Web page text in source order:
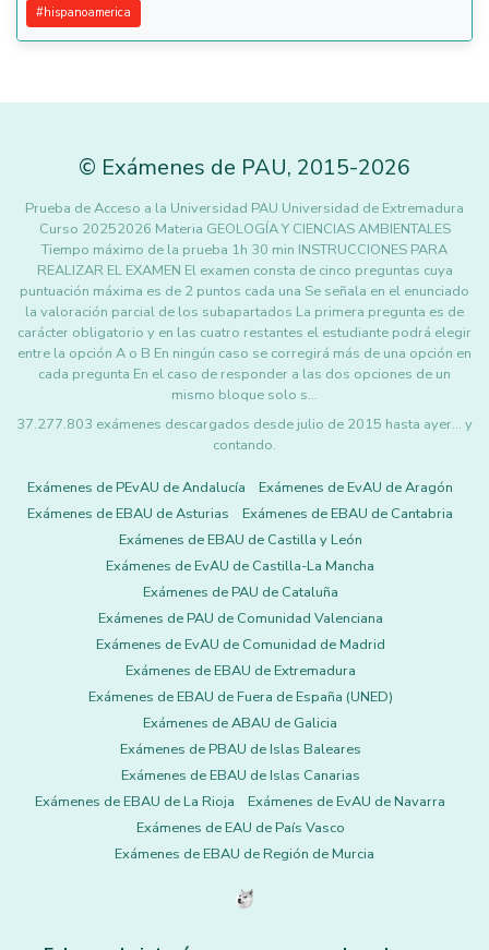
#hispanoamerica
© Exámenes de PAU, 2015-2026
Prueba de Acceso a la Universidad PAU Universidad de Extremadura
Curso 20252026 Materia GEOLOGÍA Y CIENCIAS AMBIENTALES
Tiempo máximo de la prueba 1h 30 min INSTRUCCIONES PARA
REALIZAR EL EXAMEN El examen consta de cinco preguntas cuya
puntuación máxima es de 2 puntos cada una Se señala en el enunciado
la valoración parcial de los subapartados La primera pregunta es de
carácter obligatorio y en las cuatro restantes el estudiante podrá elegir
entre la opción A o B En ningún caso se corregirá más de una opción en
cada pregunta En el caso de responder a las dos opciones de un
mismo bloque solo s…
37.277.803 exámenes descargados desde julio de 2015 hasta ayer... y
contando.
Exámenes de PEvAU de Andalucía
Exámenes de EvAU de Aragón
Exámenes de EBAU de Asturias
Exámenes de EBAU de Cantabria
Exámenes de EBAU de Castilla y León
Exámenes de EvAU de Castilla-La Mancha
Exámenes de PAU de Cataluña
Exámenes de PAU de Comunidad Valenciana
Exámenes de EvAU de Comunidad de Madrid
Exámenes de EBAU de Extremadura
Exámenes de EBAU de Fuera de España (UNED)
Exámenes de ABAU de Galicia
Exámenes de PBAU de Islas Baleares
Exámenes de EBAU de Islas Canarias
Exámenes de EBAU de La Rioja
Exámenes de EvAU de Navarra
Exámenes de EAU de País Vasco
Exámenes de EBAU de Región de Murcia